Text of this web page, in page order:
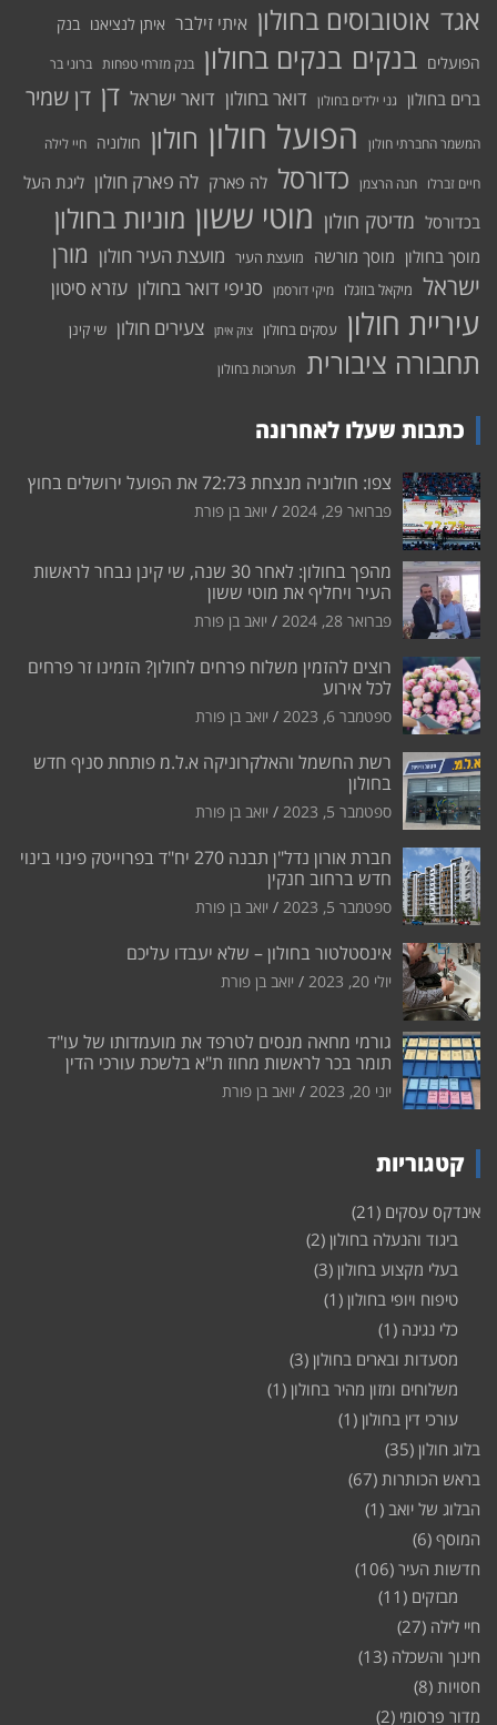
אגד אוטובוסים בחולון איתי זילבר איתן לנציאנו בנק
הפועלים בנקים בנקים בחולון בנק מזרחי טפחות ברוני בר
ברים בחולון גני ילדים בחולון דואר בחולון דואר ישראל דן דן שמיר
המשמר החברתי חולון הפועל חולון חולון חולוניה חיי לילה
חיים זברלו חנה הרצמן כדורסל לה פארק לה פארק חולון ליגת העל
בכדורסל מדיטק חולון מוטי ששון מוניות בחולון
מוסך בחולון מוסך מורשה מועצת העיר מועצת העיר חולון מורן
ישראל מיקאל בוזגלו מיקי דורסמן סניפי דואר בחולון עזרא סיטון
עיריית חולון עסקים בחולון צוק איתן צעירים חולון שי קינן
תחבורה ציבורית תערוכות בחולון
כתבות שעלו לאחרונה
צפו: חולוניה מנצחת 72:73 את הפועל ירושלים בחוץ
פברואר 29, 2024 יואב בן פורת
מהפך בחולון: לאחר 30 שנה, שי קינן נבחר לראשות
העיר ויחליף את מוטי ששון
פברואר 28, 2024 יואב בן פורת
רוצים להזמין משלוח פרחים לחולון? הזמינו זר פרחים
לכל אירוע
ספטמבר 6, 2023 יואב בן פורת
רשת החשמל והאלקרוניקה א.ל.מ פותחת סניף חדש
בחולון
ספטמבר 5, 2023 יואב בן פורת
חברת אורון נדל"ן תבנה 270 יח"ד בפרוייטק פינוי בינוי
חדש ברחוב חנקין
ספטמבר 5, 2023 יואב בן פורת
אינסטלטור בחולון – שלא יעבדו עליכם
יולי 20, 2023 יואב בן פורת
גורמי מחאה מנסים לטרפד את מועמדותו של עו"ד
תומר בכר לראשות מחוז ת"א בלשכת עורכי הדין
יוני 20, 2023 יואב בן פורת
קטגוריות
אינדקס עסקים (21)
ביגוד והנעלה בחולון (2)
בעלי מקצוע בחולון (3)
טיפוח ויופי בחולון (1)
כלי נגינה (1)
מסעדות ובארים בחולון (3)
משלוחים ומזון מהיר בחולון (1)
עורכי דין בחולון (1)
בלוג חולון (35)
בראש הכותרות (67)
הבלוג של יואב (1)
המוסף (6)
חדשות העיר (106)
מבזקים (11)
חיי לילה (27)
חינוך והשכלה (13)
חסויות (8)
מדור פרסומי (2)